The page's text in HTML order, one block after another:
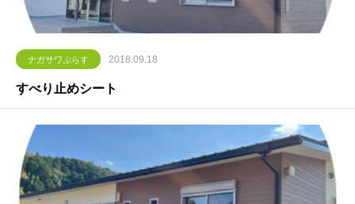
ナガサワぷらす 2018.09.18
すべり止めシート